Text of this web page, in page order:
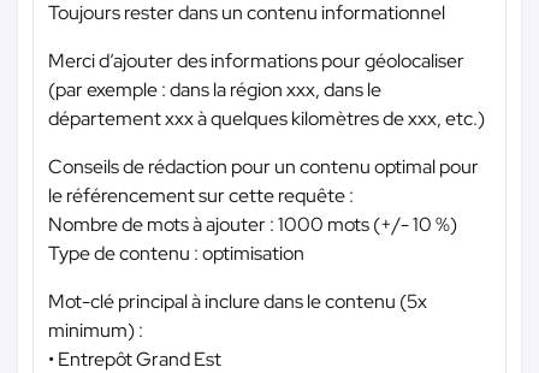
Toujours rester dans un contenu informationnel
Merci d’ajouter des informations pour géolocaliser
(par exemple : dans la région xxx, dans le
département xxx à quelques kilomètres de xxx, etc.)
Conseils de rédaction pour un contenu optimal pour
le référencement sur cette requête :
Nombre de mots à ajouter : 1000 mots (+/- 10 %)
Type de contenu : optimisation
Mot-clé principal à inclure dans le contenu (5x
minimum) :
• Entrepôt Grand Est